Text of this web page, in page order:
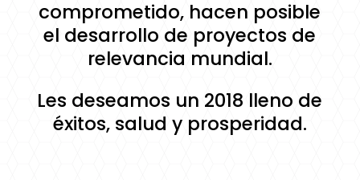
comprometido, hacen posible
el desarrollo de proyectos de
relevancia mundial.
Les deseamos un 2018 lleno de
éxitos, salud y prosperidad.